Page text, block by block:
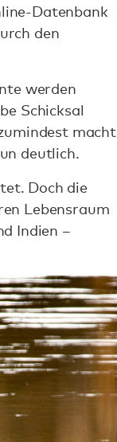
Datenbank
den
werden
Schicksal
macht
deutlich.
Doch die
Lebensraum
Indien –